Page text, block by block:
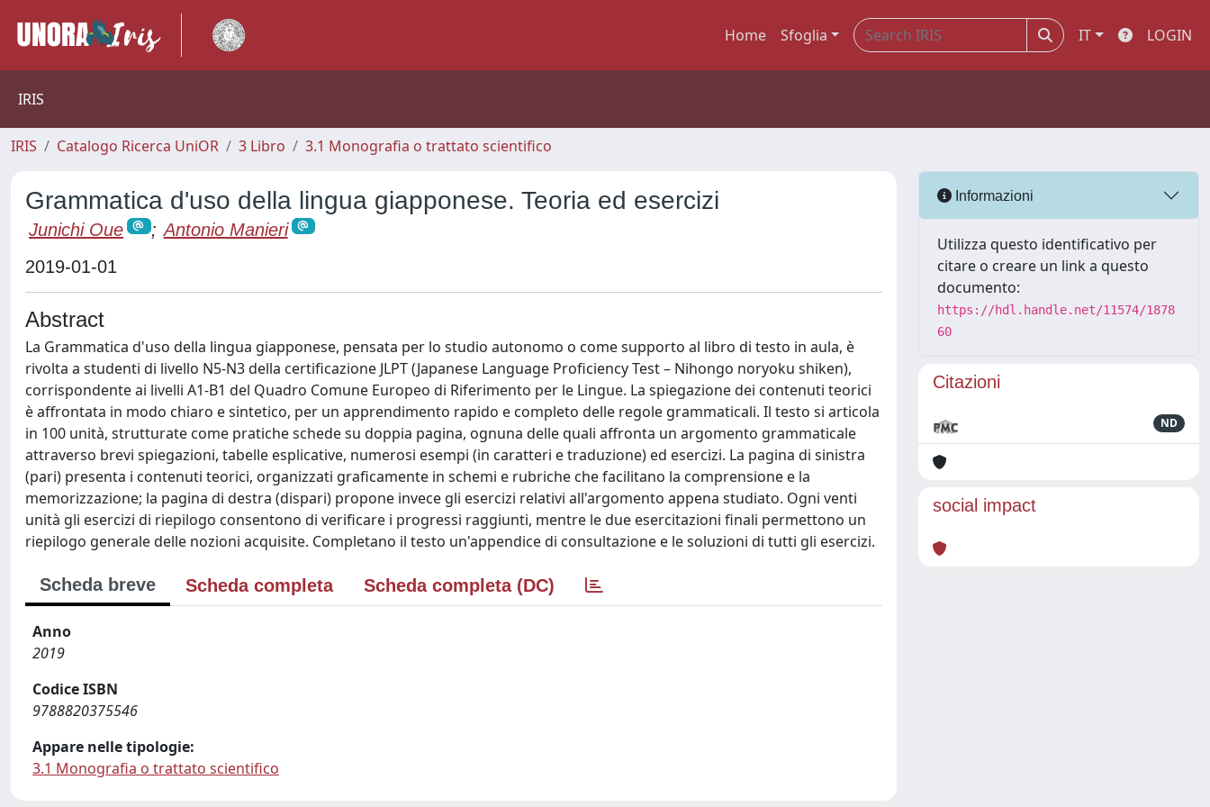
Home Sfoglia IT LOGIN
IRIS
IRIS Catalogo Ricerca UniOR 3 Libro 3.1 Monografia o trattato scientifico
Grammatica d'uso della lingua giapponese. Teoria ed esercizi
Junichi Oue ; Antonio Manieri
2019-01-01
Abstract
La Grammatica d'uso della lingua giapponese, pensata per lo studio autonomo o come supporto al libro di testo in aula, è
rivolta a studenti di livello N5-N3 della certificazione JLPT (Japanese Language Proficiency Test – Nihongo noryoku shiken),
corrispondente ai livelli A1-B1 del Quadro Comune Europeo di Riferimento per le Lingue. La spiegazione dei contenuti teorici
è affrontata in modo chiaro e sintetico, per un apprendimento rapido e completo delle regole grammaticali. Il testo si articola
in 100 unità, strutturate come pratiche schede su doppia pagina, ognuna delle quali affronta un argomento grammaticale
attraverso brevi spiegazioni, tabelle esplicative, numerosi esempi (in caratteri e traduzione) ed esercizi. La pagina di sinistra
(pari) presenta i contenuti teorici, organizzati graficamente in schemi e rubriche che facilitano la comprensione e la
memorizzazione; la pagina di destra (dispari) propone invece gli esercizi relativi all'argomento appena studiato. Ogni venti
unità gli esercizi di riepilogo consentono di verificare i progressi raggiunti, mentre le due esercitazioni finali permettono un
riepilogo generale delle nozioni acquisite. Completano il testo un'appendice di consultazione e le soluzioni di tutti gli esercizi.
Scheda breve Scheda completa Scheda completa (DC)
Anno
2019
Codice ISBN
9788820375546
Appare nelle tipologie:
3.1 Monografia o trattato scientifico
Informazioni
Utilizza questo identificativo per
citare o creare un link a questo
documento:
https://hdl.handle.net/11574/1878
60
Citazioni
ND
social impact